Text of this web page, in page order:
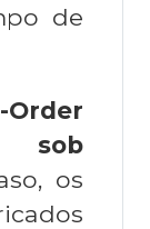
de
Order
os